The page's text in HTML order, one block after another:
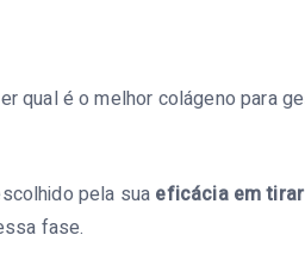
qual é o melhor colágeno para
pela sua eficácia em
fase.